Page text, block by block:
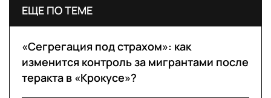
ЕЩЕ ПО ТЕМЕ
«Сегрегация под страхом»: как
изменится контроль за мигрантами после
теракта в «Крокусе»?